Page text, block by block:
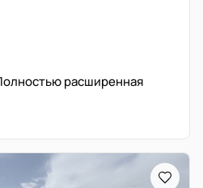
расширенная